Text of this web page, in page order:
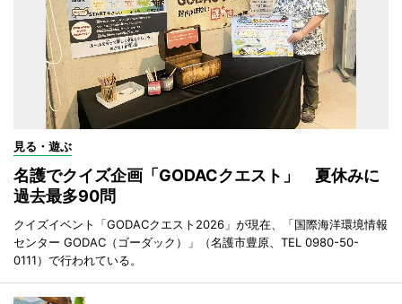
見る・遊ぶ
名護でクイズ企画「GODACクエスト」 夏休みに
過去最多90問
クイズイベント「GODACクエスト2026」が現在、「国際海洋環境情報
センター GODAC（ゴーダック）」（名護市豊原、TEL 0980-50-
0111）で行われている。